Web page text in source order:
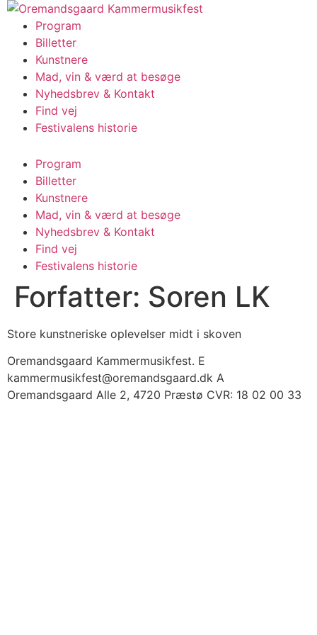
Videre
indhold
Program
Billetter
Kunstnere
Mad, vin & værd at besøge
Nyhedsbrev & Kontakt
Find vej
Festivalens historie
Program
Billetter
Kunstnere
Mad, vin & værd at besøge
Nyhedsbrev & Kontakt
Find vej
Festivalens historie
Forfatter: Soren LK
Store kunstneriske oplevelser midt i skoven
Oremandsgaard Kammermusikfest. E
kammermusikfest@oremandsgaard.dk A
Oremandsgaard Alle 2, 4720 Præstø CVR: 18 02 00 33